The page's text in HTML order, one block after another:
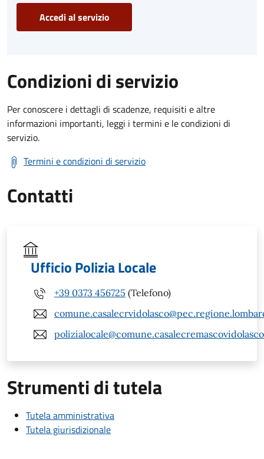
Accedi al servizio
Condizioni di servizio
Per conoscere i dettagli di scadenze, requisiti e altre
informazioni importanti, leggi i termini e le condizioni di
servizio.
Termini e condizioni di servizio
Contatti
Ufficio Polizia Locale
+39 0373 456725 (Telefono)
Strumenti di tutela
Tutela amministrativa
Tutela giurisdizionale